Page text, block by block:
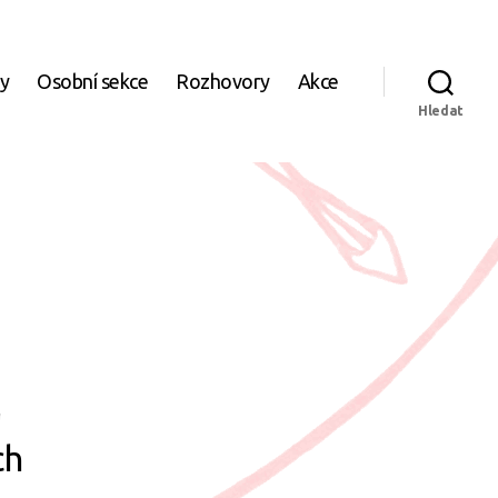
Osobní sekce Rozhovory Akce
Hledat